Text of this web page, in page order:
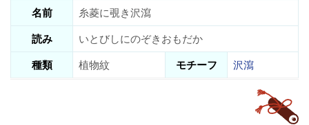
名前
糸菱に覗き沢瀉
読み
いとびしにのぞきおもだか
種類
植物紋 モチーフ 沢瀉